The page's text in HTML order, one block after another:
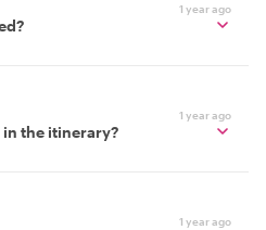
1 year ago
1 year ago
the itinerary?
1 year ago